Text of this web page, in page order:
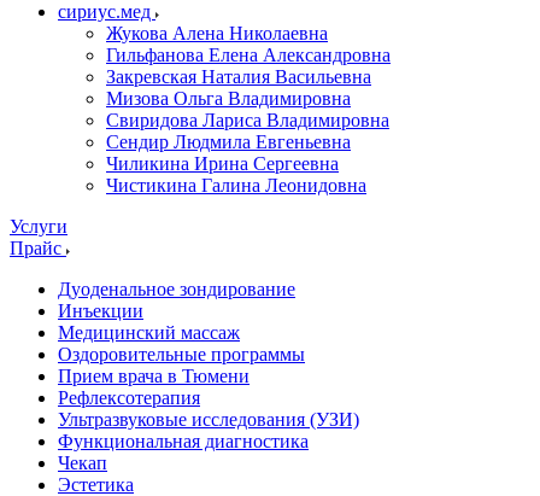
сириус.мед
Жукова Алена Николаевна
Гильфанова Елена Александровна
Закревская Наталия Васильевна
Мизова Ольга Владимировна
Свиридова Лариса Владимировна
Сендир Людмила Евгеньевна
Чиликина Ирина Сергеевна
Чистикина Галина Леонидовна
Услуги
Прайс
Дуоденальное зондирование
Инъекции
Медицинский массаж
Оздоровительные программы
Прием врача в Тюмени
Рефлексотерапия
Ультразвуковые исследования (УЗИ)
Функциональная диагностика
Чекап
Эстетика